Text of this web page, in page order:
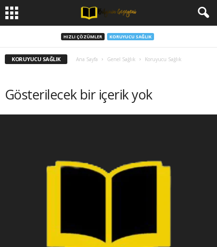
HIZLI ÇÖZÜMLER KORUYUCU SAĞLIK
KORUYUCU SAĞLIK Ana Sayfa Genel Sağlık Koruyucu Sağlık
Gösterilecek bir içerik yok